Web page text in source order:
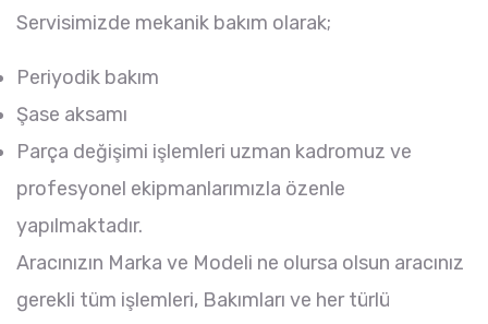
Servisimizde mekanik bakım olarak;
Periyodik bakım
Şase aksamı
Parça değişimi işlemleri uzman kadromuz ve
profesyonel ekipmanlarımızla özenle
yapılmaktadır.
Aracınızın Marka ve Modeli ne olursa olsun aracınız
gerekli tüm işlemleri, Bakımları ve her türlü